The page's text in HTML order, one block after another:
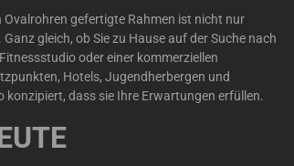
gefertigte Rahmen ist nicht nur
gleich, ob Sie zu Hause auf der Suche nach
oder einer kommerziellen
Hotels, Jugendherbergen und
dass sie Ihre Erwartungen erfüllen.